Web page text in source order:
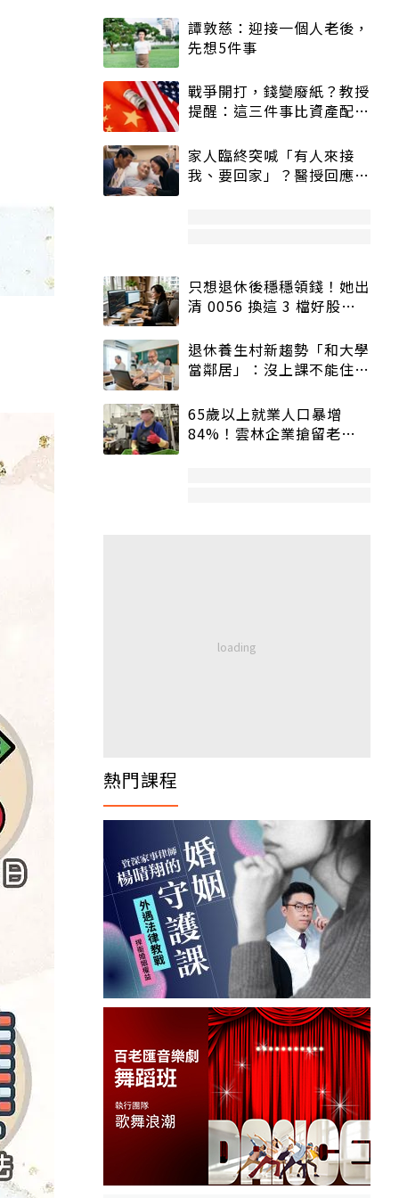
譚敦慈：迎接一個人老後，
先想5件事
戰爭開打，錢變廢紙？教授
提醒：這三件事比資產配置
家人臨終突喊「有人來接
我、要回家」？醫授回應方
只想退休後穩穩領錢！她出
清 0056 換這 3 檔好股：
退休養生村新趨勢「和大學
當鄰居」：沒上課不能住、
65歲以上就業人口暴增
84%！雲林企業搶留老員
熱門課程